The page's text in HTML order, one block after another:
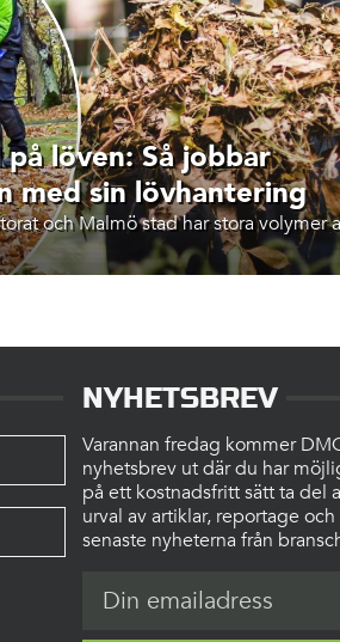
löven: Så jobbar
med sin lövhantering
och Malmö stad har stora volymer
NYHETSBREV
Varannan fredag kommer
nyhetsbrev ut där du har
på ett kostnadsfritt sätt ta del
urval av artiklar, reportage
senaste nyheterna från